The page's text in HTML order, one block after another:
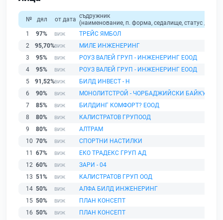
№ дял от дата съдружник
(наименование, п. форма, седалище, статус /
1
97%
ТРЕЙС ЯМБОЛ
2
95,70%
МИЛЕ ИНЖЕНЕРИНГ
3
95%
РОУЗ ВАЛЕЙ ГРУП - ИНЖЕНЕРИНГ ЕООД
4
95%
РОУЗ ВАЛЕЙ ГРУП - ИНЖЕНЕРИНГ ЕООД
5
91,52%
БИЛД ИНВЕСТ - Н
6
90%
МОНОЛИТСТРОЙ - ЧОРБАДЖИЙСКИ БАЙКУШЕВ
7
85%
БИЛДИНГ КОМФОРТ? ЕООД
8
80%
КАЛИСТРАТОВ ГРУПООД
9
80%
АЛТРАМ
10 70%
СПОРТНИ НАСТИЛКИ
11 67%
ЕКО ТРАДЕКС ГРУП АД
12 60%
ЗАРИ - 04
13 51%
КАЛИСТРАТОВ ГРУП ООД
14 50%
АЛФА БИЛД ИНЖЕНЕРИНГ
15 50%
ПЛАН КОНСЕПТ
16 50%
ПЛАН КОНСЕПТ